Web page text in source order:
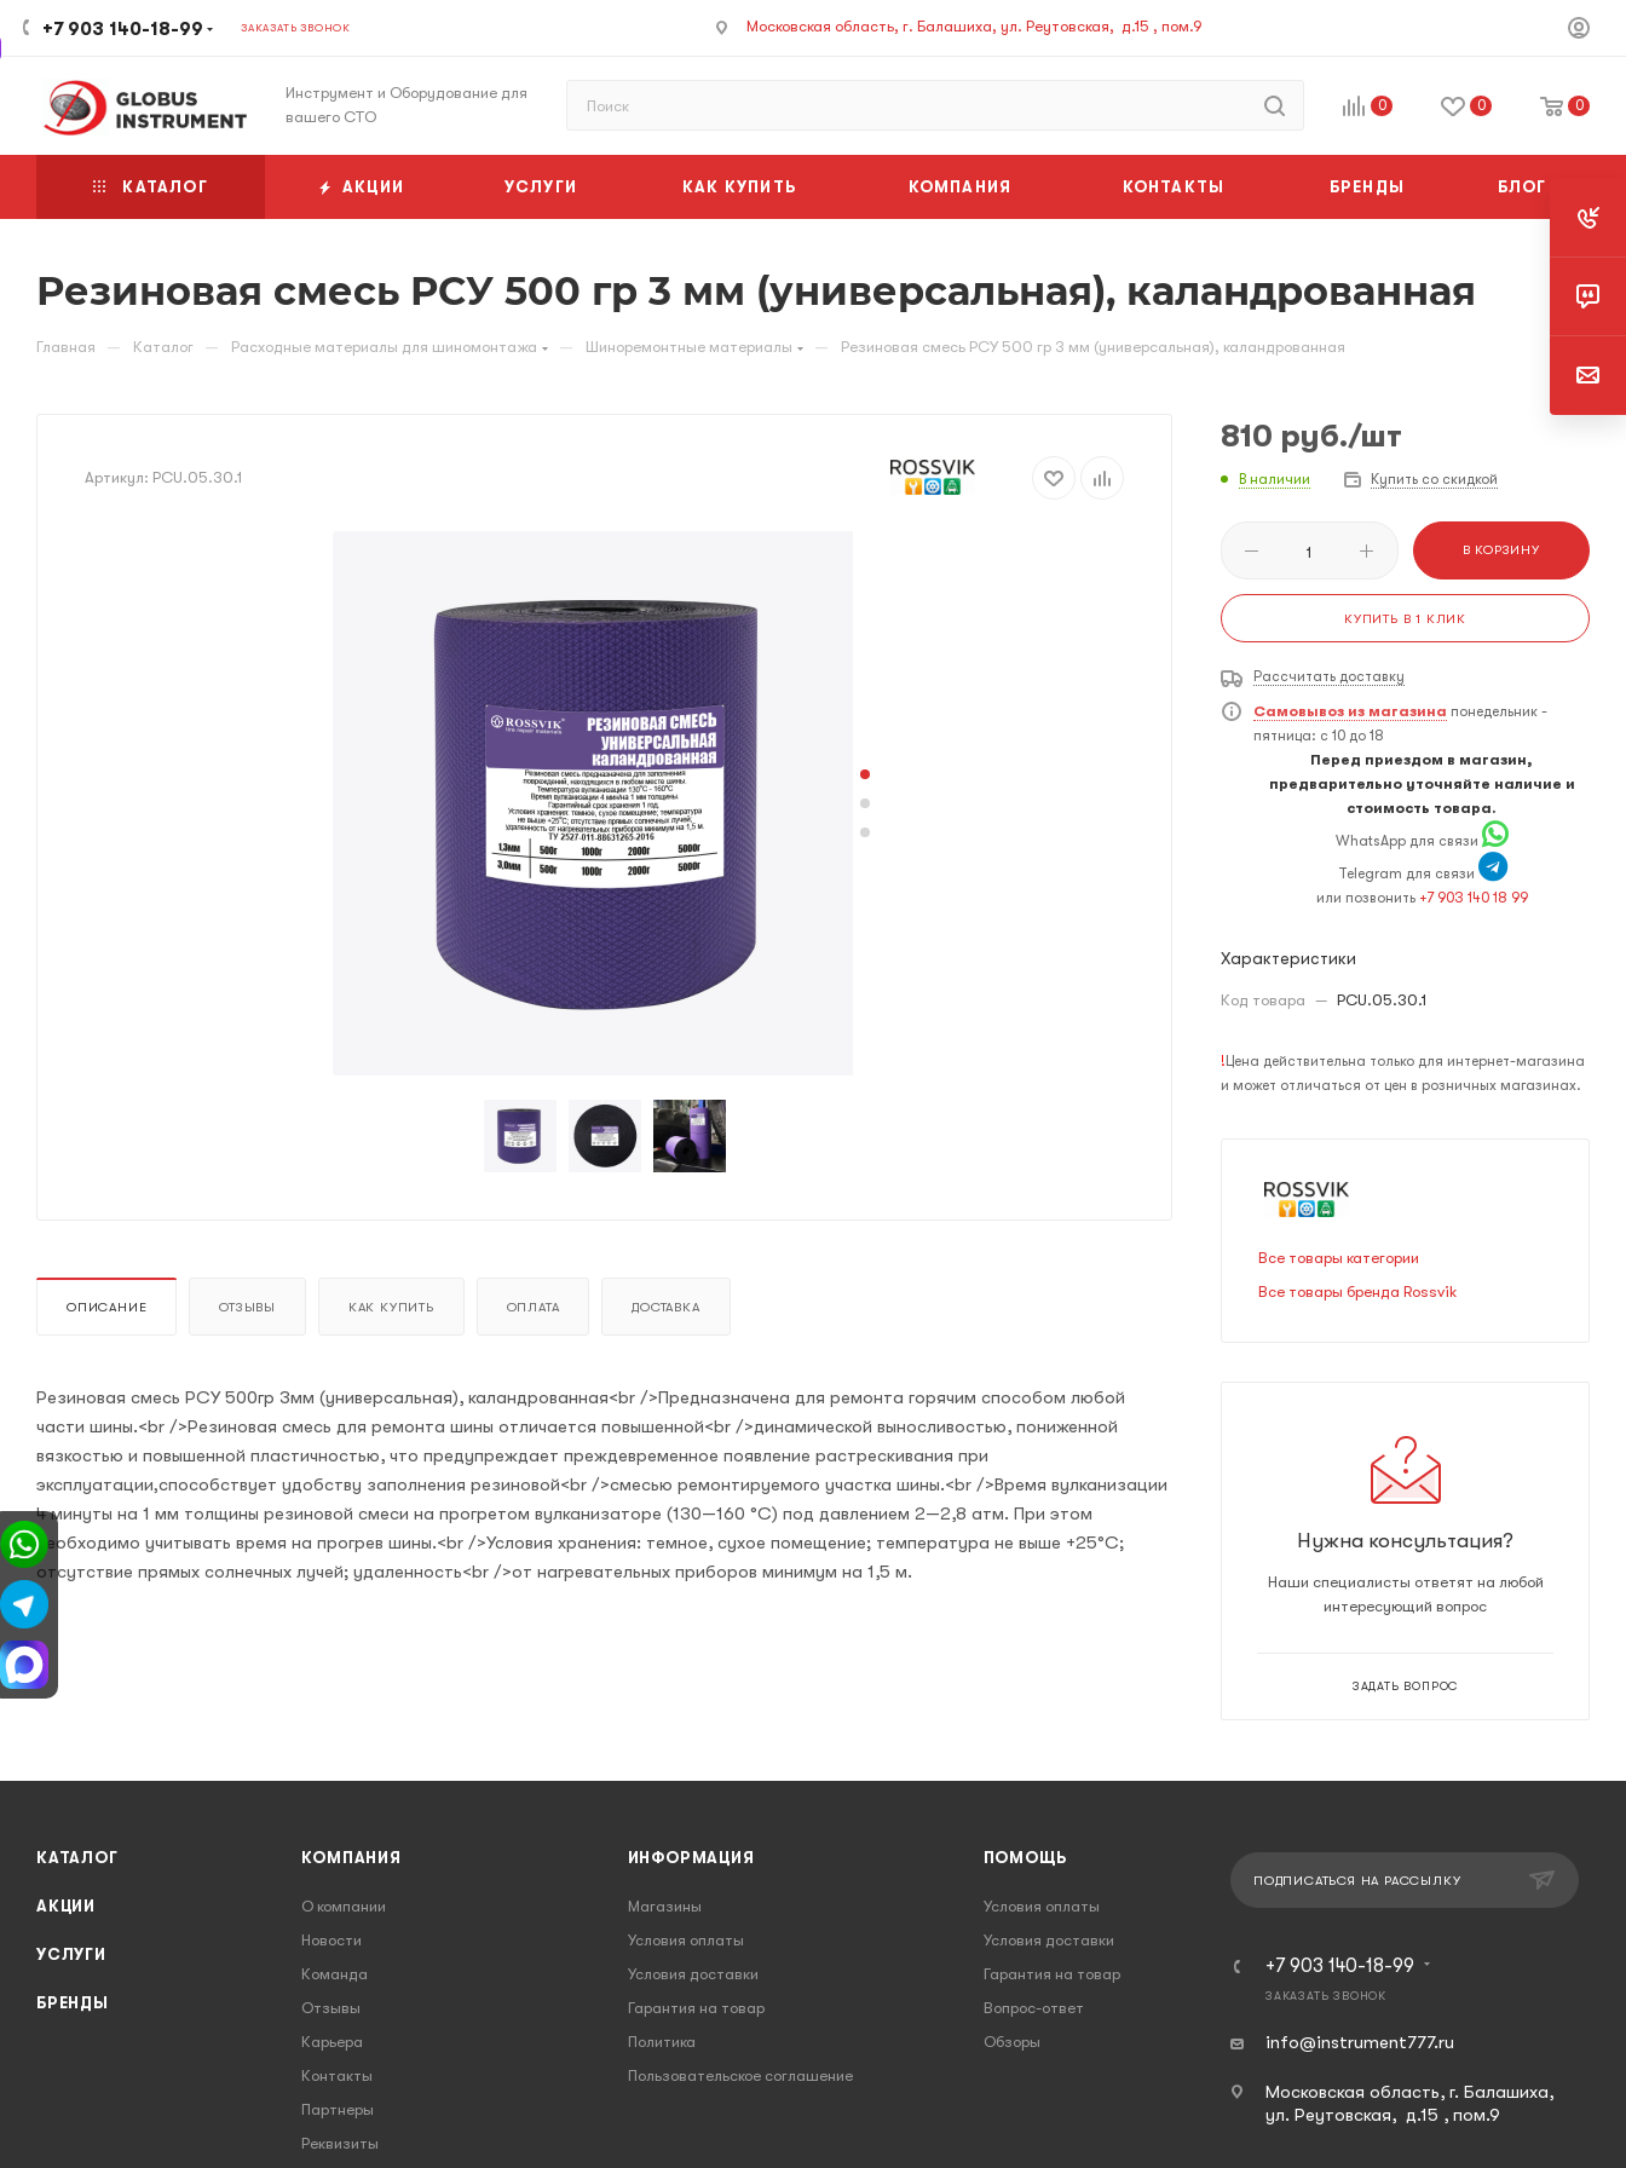
+7 903 140-18-99 ЗАКАЗАТЬ ЗВОНОК Московская область, г. Балашиха, ул. Реутовская, д.15 , пом.9
Инструмент и Оборудование для
вашего СТО
0 0 0
КАТАЛОГ АКЦИИ УСЛУГИ КАК КУПИТЬ КОМПАНИЯ КОНТАКТЫ БРЕНДЫ БЛОГ
Резиновая смесь РСУ 500 гр 3 мм (универсальная), каландрованная
Главная — Каталог — Расходные материалы для шиномонтажа — Шиноремонтные материалы — Резиновая смесь РСУ 500 гр 3 мм (универсальная), каландрованная
Артикул: PCU.05.30.1
ОПИСАНИЕ ОТЗЫВЫ КАК КУПИТЬ ОПЛАТА ДОСТАВКА
Резиновая смесь РСУ 500гр 3мм (универсальная), каландрованная<br />Предназначена для ремонта горячим способом любой
части шины.<br />Резиновая смесь для ремонта шины отличается повышенной<br />динамической выносливостью, пониженной
вязкостью и повышенной пластичностью, что предупреждает преждевременное появление растрескивания при
эксплуатации‚способствует удобству заполнения резиновой<br />смесью ремонтируемого участка шины.<br />Время вулканизации
4 минуты на 1 мм толщины резиновой смеси на прогретом вулканизаторе (130—160 °С) под давлением 2—2,8 атм. При этом
необходимо учитывать время на прогрев шины.<br />Условия хранения: темное, сухое помещение; температура не выше +25°С;
отсутствие прямых солнечных лучей; удаленность<br />от нагревательных приборов минимум на 1,5 м.
810 руб./шт
В наличии Купить со скидкой
В КОРЗИНУ
КУПИТЬ В 1 КЛИК
Рассчитать доставку
Самовывоз из магазина понедельник -
пятница: с 10 до 18
Перед приездом в магазин,
предварительно уточняйте наличие и
стоимость товара.
WhatsApp для связи
Telegram для связи
или позвонить +7 903 140 18 99
Характеристики
Код товара — PCU.05.30.1
! Цена действительна только для интернет-магазина
и может отличаться от цен в розничных магазинах.
Все товары категории
Все товары бренда Rossvik
Нужна консультация?
Наши специалисты ответят на любой
интересующий вопрос
ЗАДАТЬ ВОПРОС
КАТАЛОГ
АКЦИИ
УСЛУГИ
БРЕНДЫ
КОМПАНИЯ
О компании
Новости
Команда
Отзывы
Карьера
Контакты
Партнеры
Реквизиты
ИНФОРМАЦИЯ
Магазины
Условия оплаты
Условия доставки
Гарантия на товар
Политика
Пользовательское соглашение
ПОМОЩЬ
Условия оплаты
Условия доставки
Гарантия на товар
Вопрос-ответ
Обзоры
ПОДПИСАТЬСЯ НА РАССЫЛКУ
+7 903 140-18-99
ЗАКАЗАТЬ ЗВОНОК
info@instrument777.ru
Московская область, г. Балашиха,
ул. Реутовская, д.15 , пом.9